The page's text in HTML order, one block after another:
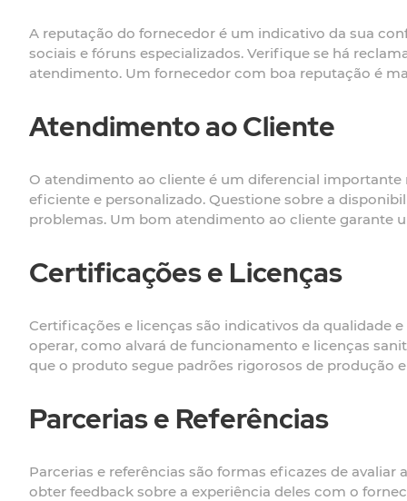
A reputação do fornecedor é um indicativo da sua
sociais e fóruns especializados. Verifique se há
atendimento. Um fornecedor com boa reputação é
Atendimento ao Cliente
O atendimento ao cliente é um diferencial
eficiente e personalizado. Questione sobre a
problemas. Um bom atendimento ao cliente garante
Certificações e Licenças
Certificações e licenças são indicativos da qualidade
operar, como alvará de funcionamento e licenças
que o produto segue padrões rigorosos de produção
Parcerias e Referências
Parcerias e referências são formas eficazes de
obter feedback sobre a experiência deles com o